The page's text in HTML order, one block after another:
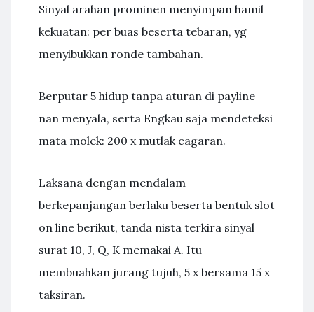
Sinyal arahan prominen menyimpan hamil
kekuatan: per buas beserta tebaran, yg
menyibukkan ronde tambahan.
Berputar 5 hidup tanpa aturan di payline
nan menyala, serta Engkau saja mendeteksi
mata molek: 200 x mutlak cagaran.
Laksana dengan mendalam
berkepanjangan berlaku beserta bentuk slot
on line berikut, tanda nista terkira sinyal
surat 10, J, Q, K memakai A. Itu
membuahkan jurang tujuh, 5 x bersama 15 x
taksiran.